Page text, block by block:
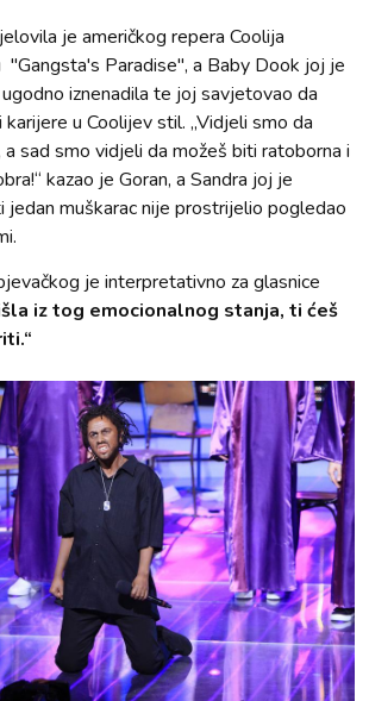
je američkog repera Coolija
Paradise'', a Baby Dook joj je
iznenadila te joj savjetovao da
u Coolijev stil. „Vidjeli smo da
sad smo vidjeli da možeš biti ratoborna i
kazao je Goran, a Sandra joj je
jedan muškarac nije prostrijelio pogledao
je interpretativno za glasnice
iz tog emocionalnog stanja, ti ćeš